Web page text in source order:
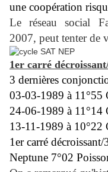
une coopération
Le réseau social
2007, peut tenter de
1er carré
3 dernières
03-03-1989 à 11°55
24-06-1989 à 11°14
13-11-1989 à 10°22
1er carré
Neptune 7°02